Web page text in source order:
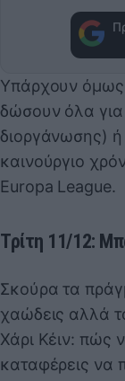
Υπάρχουν όμως
δώσουν όλα για
διοργάνωσης) ή
καινούργιο
Europa League.
Τρίτη 11/12:
Σκούρα τα
χαώδεις αλλά
Χάρι Κέιν: πώς
καταφέρεις να